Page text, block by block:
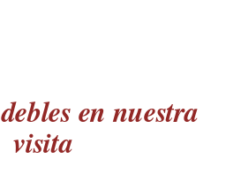
en nuestra
visita